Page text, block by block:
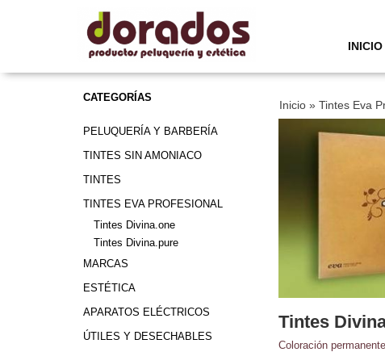
INICIO
CATEGORÍAS
PELUQUERÍA Y BARBERÍA
TINTES SIN AMONIACO
TINTES
TINTES EVA PROFESIONAL
Tintes Divina.one
Tintes Divina.pure
MARCAS
ESTÉTICA
APARATOS ELÉCTRICOS
ÚTILES Y DESECHABLES
Inicio» Tintes Eva
Tintes
Coloración